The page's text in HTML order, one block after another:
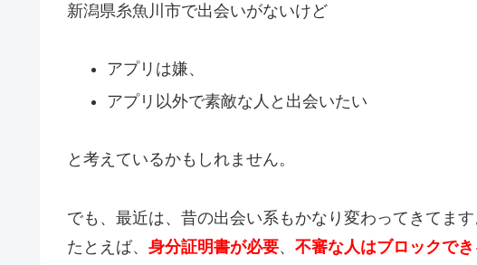
新潟県糸魚川市で出会いがないけど
アプリは嫌、
アプリ以外で素敵な人と出会いたい
と考えているかもしれません。
でも、最近は、昔の出会い系もかなり変わってきてます
たとえば、 身分証明書が必要、 不審な人はブロックで